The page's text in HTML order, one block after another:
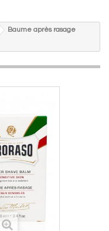
Baume après rasage